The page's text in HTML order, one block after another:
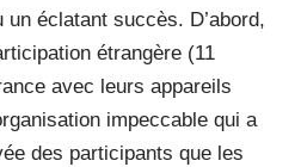
éclatant succès. D’abord,
étrangère (11
avec leurs appareils
impeccable qui a
des participants que les